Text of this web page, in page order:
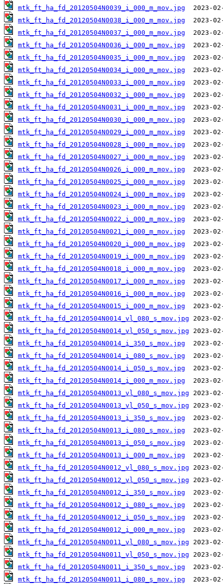
mtk_ft_ha_fd_20120504N0039_i_000_m_mov.jpg
mtk_ft_ha_fd_20120504N0038_i_000_m_mov.jpg
mtk_ft_ha_fd_20120504N0037_i_000_m_mov.jpg
mtk_ft_ha_fd_20120504N0036_i_000_m_mov.jpg
mtk_ft_ha_fd_20120504N0035_i_000_m_mov.jpg
mtk_ft_ha_fd_20120504N0034_i_000_m_mov.jpg
mtk_ft_ha_fd_20120504N0033_i_000_m_mov.jpg
mtk_ft_ha_fd_20120504N0032_i_000_m_mov.jpg
mtk_ft_ha_fd_20120504N0031_i_000_m_mov.jpg
mtk_ft_ha_fd_20120504N0030_i_000_m_mov.jpg
mtk_ft_ha_fd_20120504N0029_i_000_m_mov.jpg
mtk_ft_ha_fd_20120504N0028_i_000_m_mov.jpg
mtk_ft_ha_fd_20120504N0027_i_000_m_mov.jpg
mtk_ft_ha_fd_20120504N0026_i_000_m_mov.jpg
mtk_ft_ha_fd_20120504N0025_i_000_m_mov.jpg
mtk_ft_ha_fd_20120504N0024_i_000_m_mov.jpg
mtk_ft_ha_fd_20120504N0023_i_000_m_mov.jpg
mtk_ft_ha_fd_20120504N0022_i_000_m_mov.jpg
mtk_ft_ha_fd_20120504N0021_i_000_m_mov.jpg
mtk_ft_ha_fd_20120504N0020_i_000_m_mov.jpg
mtk_ft_ha_fd_20120504N0019_i_000_m_mov.jpg
mtk_ft_ha_fd_20120504N0018_i_000_m_mov.jpg
mtk_ft_ha_fd_20120504N0017_i_000_m_mov.jpg
mtk_ft_ha_fd_20120504N0016_i_000_m_mov.jpg
mtk_ft_ha_fd_20120504N0015_i_000_m_mov.jpg
mtk_ft_ha_fd_20120504N0014_vl_080_s_mov.jpg
mtk_ft_ha_fd_20120504N0014_vl_050_s_mov.jpg
mtk_ft_ha_fd_20120504N0014_i_350_s_mov.jpg
mtk_ft_ha_fd_20120504N0014_i_080_s_mov.jpg
mtk_ft_ha_fd_20120504N0014_i_050_s_mov.jpg
mtk_ft_ha_fd_20120504N0014_i_000_m_mov.jpg
mtk_ft_ha_fd_20120504N0013_vl_080_s_mov.jpg
mtk_ft_ha_fd_20120504N0013_vl_050_s_mov.jpg
mtk_ft_ha_fd_20120504N0013_i_350_s_mov.jpg
mtk_ft_ha_fd_20120504N0013_i_080_s_mov.jpg
mtk_ft_ha_fd_20120504N0013_i_050_s_mov.jpg
mtk_ft_ha_fd_20120504N0013_i_000_m_mov.jpg
mtk_ft_ha_fd_20120504N0012_vl_080_s_mov.jpg
mtk_ft_ha_fd_20120504N0012_vl_050_s_mov.jpg
mtk_ft_ha_fd_20120504N0012_i_350_s_mov.jpg
mtk_ft_ha_fd_20120504N0012_i_080_s_mov.jpg
mtk_ft_ha_fd_20120504N0012_i_050_s_mov.jpg
mtk_ft_ha_fd_20120504N0012_i_000_m_mov.jpg
mtk_ft_ha_fd_20120504N0011_vl_080_s_mov.jpg
mtk_ft_ha_fd_20120504N0011_vl_050_s_mov.jpg
mtk_ft_ha_fd_20120504N0011_i_350_s_mov.jpg
mtk_ft_ha_fd_20120504N0011_i_080_s_mov.jpg